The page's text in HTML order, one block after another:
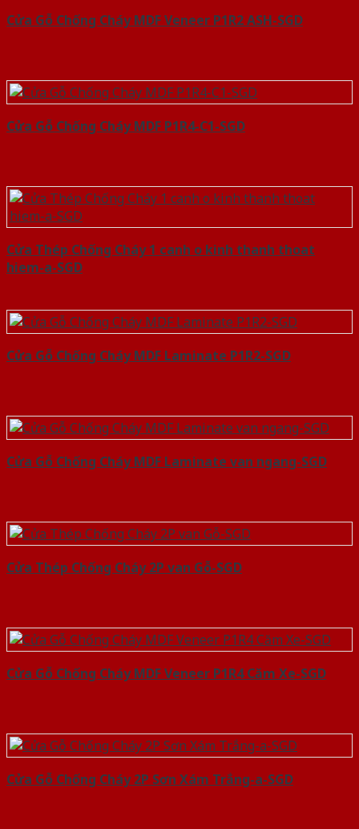
Cửa Gỗ Chống Cháy MDF Veneer P1R2 ASH-SGD
Cửa Gỗ Chống Cháy MDF P1R4-C1-SGD
Cửa Thép Chống Cháy 1 canh o kinh thanh thoat
hiem-a-SGD
Cửa Gỗ Chống Cháy MDF Laminate P1R2-SGD
Cửa Gỗ Chống Cháy MDF Laminate van ngang-SGD
Cửa Thép Chống Cháy 2P van Gỗ-SGD
Cửa Gỗ Chống Cháy MDF Veneer P1R4 Căm Xe-SGD
Cửa Gỗ Chống Cháy 2P Sơn Xám Trắng-a-SGD